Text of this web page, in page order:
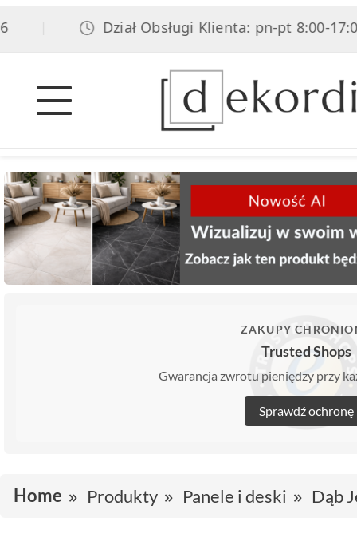
Dział Obsługi Klienta: pn-pt 8:00-17:00,
ZAKUPY
Trusted Shops
Gwarancja zwrotu pieniędzy przy
Sprawdź ochronę
Home Produkty Panele i deski Dąb